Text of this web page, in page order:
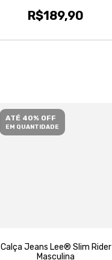
R$189,90
ATÉ 40% OFF
EM QUANTIDADE
Calça Jeans Lee® Slim Rider
Masculina